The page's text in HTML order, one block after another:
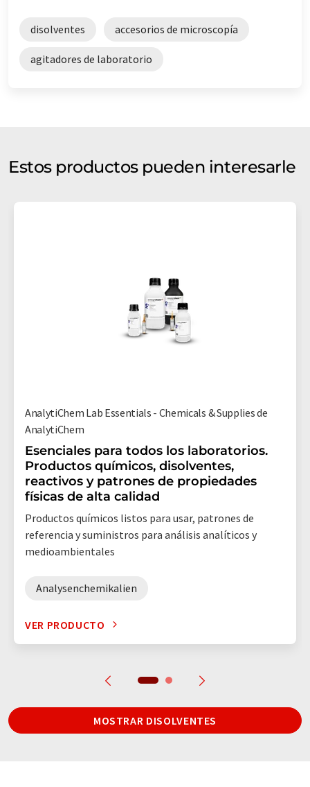
disolventes accesorios de microscopía
agitadores de laboratorio
Estos productos pueden interesarle
AnalytiChem Lab Essentials - Chemicals & Supplies de
AnalytiChem
Esenciales para todos los laboratorios.
Productos químicos, disolventes,
reactivos y patrones de propiedades
físicas de alta calidad
Productos químicos listos para usar, patrones de
referencia y suministros para análisis analíticos y
medioambientales
Analysenchemikalien
VER PRODUCTO
MOSTRAR DISOLVENTES